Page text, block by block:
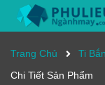
Trang Chủ Ti
Chi Tiết Sản Phẩm